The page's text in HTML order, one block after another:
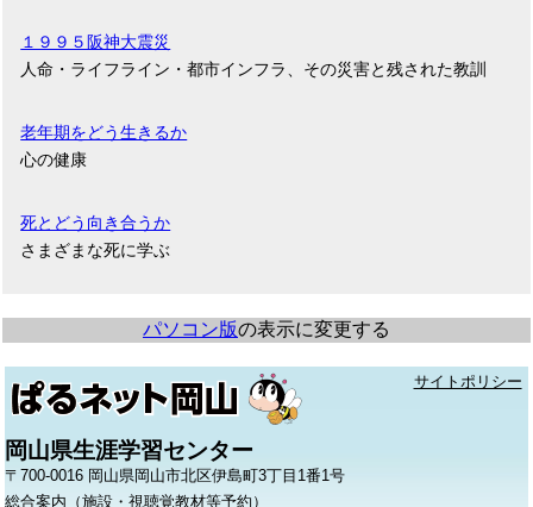
１９９５阪神大震災
人命・ライフライン・都市インフラ、その災害と残された教訓
老年期をどう生きるか
心の健康
死とどう向き合うか
さまざまな死に学ぶ
パソコン版の表示に変更する
サイトポリシー
岡山県生涯学習センター
〒700-0016 岡山県岡山市北区伊島町3丁目1番1号
総合案内（施設・視聴覚教材等予約）